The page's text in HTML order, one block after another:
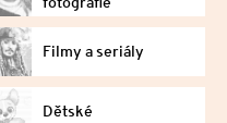
Filmy a seriály
Dětské